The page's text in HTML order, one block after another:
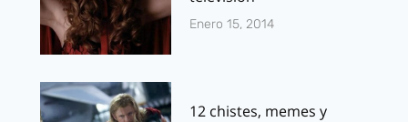
Enero 15, 2014
12 chistes, memes y